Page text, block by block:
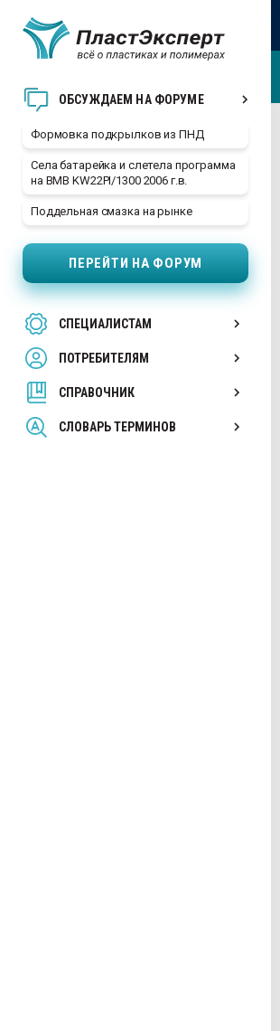
ОБСУЖДАЕМ НА ФОРУМЕ
Формовка подкрылков из ПНД
Села батарейка и слетела программа
на BMB KW22PI/1300 2006 г.в.
Поддельная смазка на рынке
ПЕРЕЙТИ НА ФОРУМ
СПЕЦИАЛИСТАМ
ПОТРЕБИТЕЛЯМ
СПРАВОЧНИК
СЛОВАРЬ ТЕРМИНОВ